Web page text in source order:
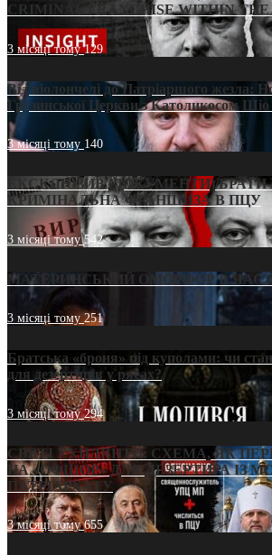
CRIMINAL FRANCHISE WITHIN THE
3 місяці тому129
Від віолончелі до Патріаршого жезла:
Грузинської Церкви з Католикосом
3 місяці тому 140
ЕКСКЛЮЗИВ (ДОКУМЕНТИ)/БРАТИ
КРИМІНАЛЬНА ФРАНШИЗА В ПЦУ
3 місяці тому542
МАТЕРИНСЬКИЙ ОМОРФОР В ЧАС
3 місяці тому251
Братська «броня» під куполами: чи
для дезертирів у рясах?
3 місяці тому294
СВЯТІ УХИЛЯНТИ: СХЕМА, ЯК
НА «ОФШОР» ДЛЯ ДЕЗЕРТИРА ІЗ
ПАТРІАРХАТУ
3 місяці тому655